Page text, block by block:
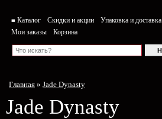
≡ Каталог Скидки и акции Упаковка и доставка
Мои заказы
Корзина
Главная » Jade Dynasty
Jade Dynasty